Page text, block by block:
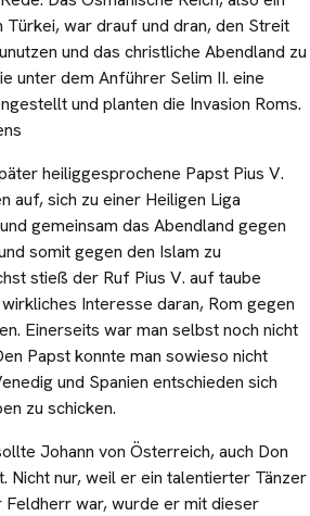
war drauf und dran, den Streit
und das christliche Abendland zu
unter dem Anführer Selim II. eine
und planten die Invasion Roms.
heiliggesprochene Papst Pius V.
auf, sich zu einer Heiligen Liga
gemeinsam das Abendland gegen
somit gegen den Islam zu
stieß der Ruf Pius V. auf taube
Interesse daran, Rom gegen
Einerseits war man selbst noch nicht
Papst konnte man sowieso nicht
und Spanien entschieden sich
zu schicken.
Johann von Österreich, auch Don
Nicht nur, weil er ein talentierter Tänzer
Feldherr war, wurde er mit dieser